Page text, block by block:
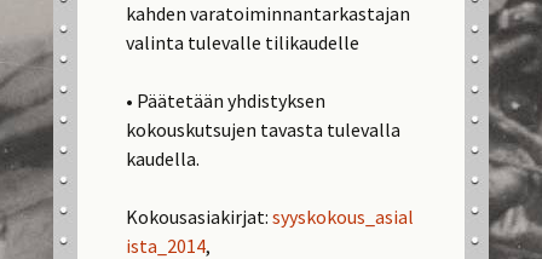
kahden varatoiminnantarkastajan
valinta tulevalle tilikaudelle
• Päätetään yhdistyksen
kokouskutsujen tavasta tulevalla
kaudella.
Kokousasiakirjat:syyskokous_asial
ista_2014,